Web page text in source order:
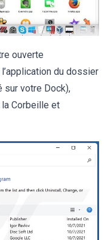
ouverte
du dossier
sur votre Dock),
Corbeille et